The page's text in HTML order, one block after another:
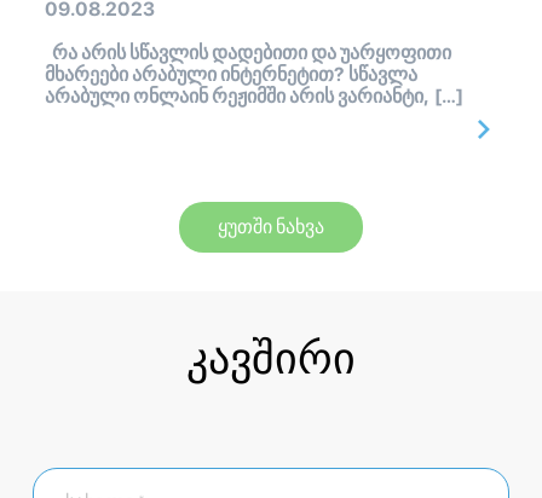
09.08.2023
რა არის სწავლის დადებითი და უარყოფითი
მხარეები არაბული ინტერნეტით? სწავლა
არაბული ონლაინ რეჟიმში არის ვარიანტი, […]
ყუთში ნახვა
კავშირი